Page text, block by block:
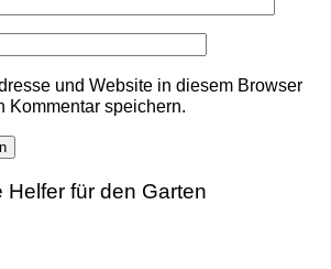
und Website in diesem Browser
Kommentar speichern.
Helfer für den Garten